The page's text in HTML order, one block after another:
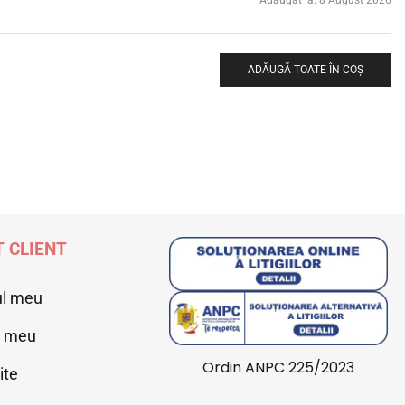
ADĂUGĂ TOATE ÎN COȘ
CLIENT
meu
meu
Ordin ANPC 225/2023